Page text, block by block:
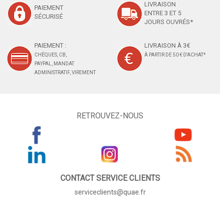
PAIEMENT
SÉCURISÉ
LIVRAISON
ENTRE 3 ET 5
JOURS OUVRÉS*
PAIEMENT :
CHÈQUES, CB,
PAYPAL, MANDAT
ADMINISTRATIF, VIREMENT
LIVRAISON À 3€
À PARTIR DE 50 € D'ACHAT*
RETROUVEZ-NOUS
CONTACT SERVICE CLIENTS
serviceclients@quae.fr